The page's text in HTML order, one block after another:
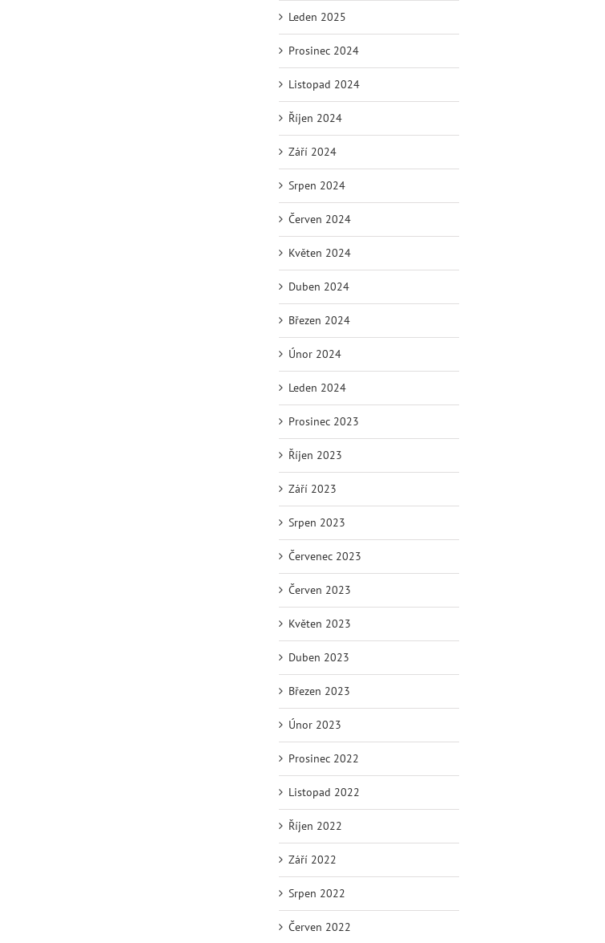
Leden 2025
Prosinec 2024
Listopad 2024
Říjen 2024
Září 2024
Srpen 2024
Červen 2024
Květen 2024
Duben 2024
Březen 2024
Únor 2024
Leden 2024
Prosinec 2023
Říjen 2023
Září 2023
Srpen 2023
Červenec 2023
Červen 2023
Květen 2023
Duben 2023
Březen 2023
Únor 2023
Prosinec 2022
Listopad 2022
Říjen 2022
Září 2022
Srpen 2022
Červen 2022